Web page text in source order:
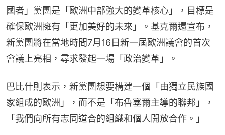
國者」黨團是「歐洲中部強大的變革核心」，目標是
確保歐洲擁有「更加美好的未來」。基克爾還宣布，
新黨團將在當地時間7月16日新一屆歐洲議會的首次
會議上亮相，尋求發起一場「政治變革」。
巴比什則表示，新黨團想要構建一個「由獨立民族國
家組成的歐洲」，而不是「布魯塞爾主導的聯邦」，
「我們向所有志同道合的組織和個人開放合作。」